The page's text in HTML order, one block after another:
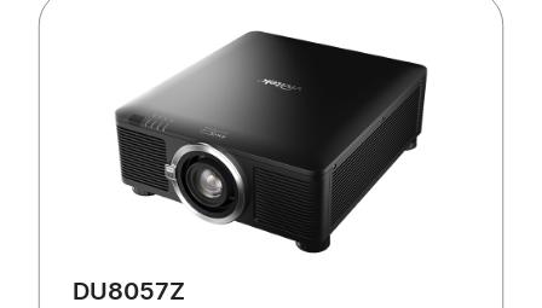
DU8057Z